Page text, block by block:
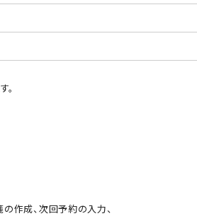
作成、次回予約の入力、